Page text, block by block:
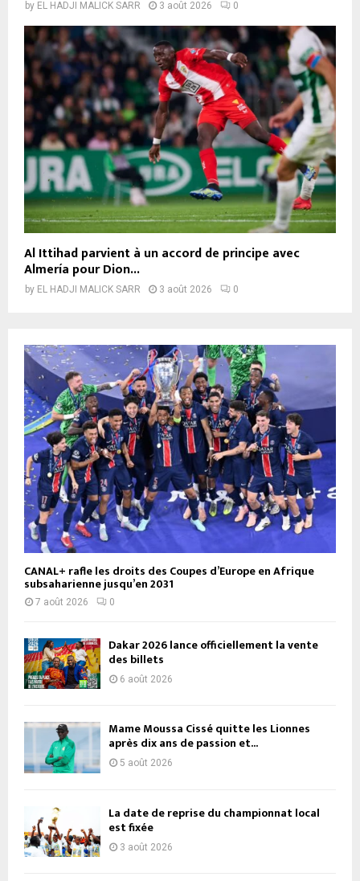
by EL HADJI MALICK SARR 3 août 2026 0
Al Ittihad parvient à un accord de principe avec
Almería pour Dion...
by EL HADJI MALICK SARR 3 août 2026 0
CANAL+ rafle les droits des Coupes d’Europe en Afrique
subsaharienne jusqu’en 2031
7 août 2026 0
Dakar 2026 lance officiellement la vente
des billets
6 août 2026
Mame Moussa Cissé quitte les Lionnes
après dix ans de passion et...
5 août 2026
La date de reprise du championnat local
est fixée
3 août 2026